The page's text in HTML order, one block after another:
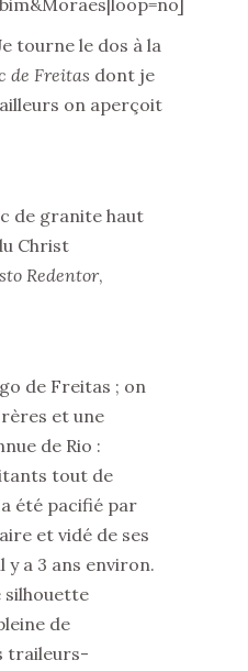
tourne le dos à la
de Freitas dont je
on aperçoit
de granite haut
Christ
Redentor,
de Freitas ; on
et une
de Rio :
tout de
été pacifié par
et vidé de ses
a 3 ans environ.
silhouette
de
traileurs-